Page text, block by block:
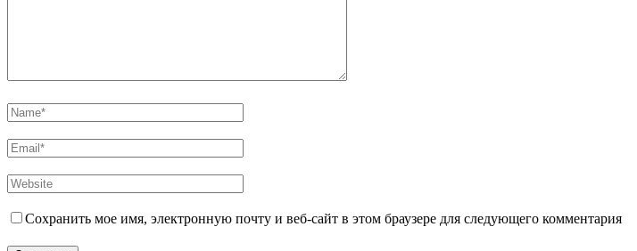
Сохранить мое имя, электронную почту и веб-сайт в этом браузере для следующего комментария